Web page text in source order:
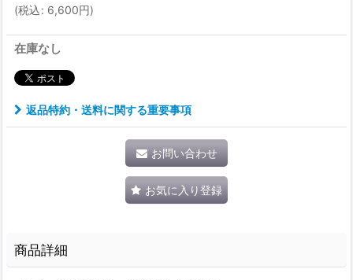
(税込: 6,600円)
在庫なし
返品特約・送料に関する重要事項
お問い合わせ
お気に入り登録
商品詳細